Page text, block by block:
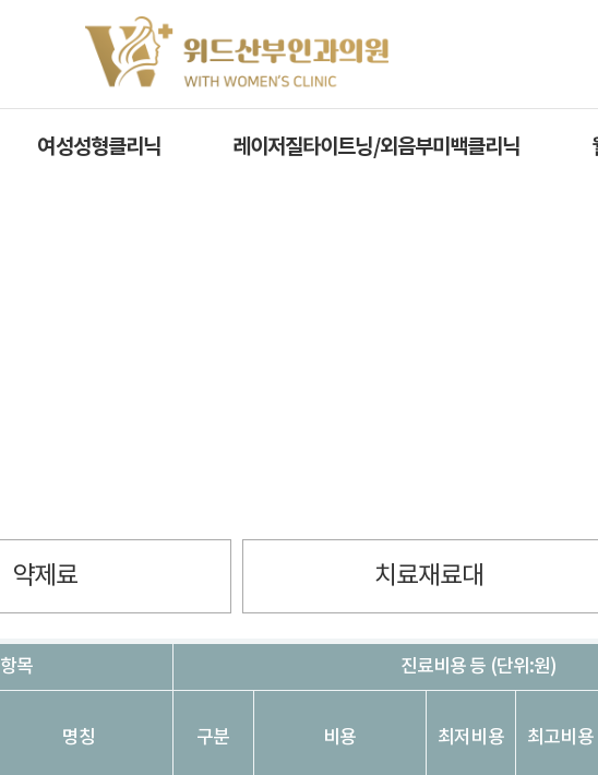
여성성형클리닉 레이저질타이트닝/외음부미백클리닉
약제료 치료재료대
항목 진료비용 등 (단위:원)
명칭 구분 비용 최저비용 최고비용